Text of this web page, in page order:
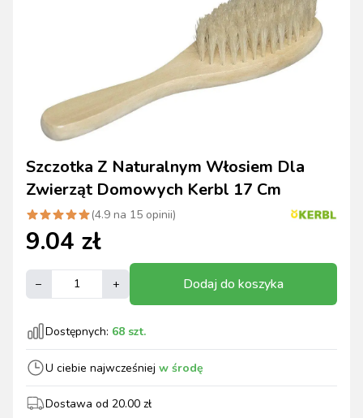
Szczotka Z Naturalnym Włosiem Dla
Zwierząt Domowych Kerbl 17 Cm
(4.9 na 15 opinii)
9.04 zł
– + Dodaj do koszyka
Dostępnych: 68 szt.
U ciebie najwcześniej w środę
Dostawa od 20.00 zł